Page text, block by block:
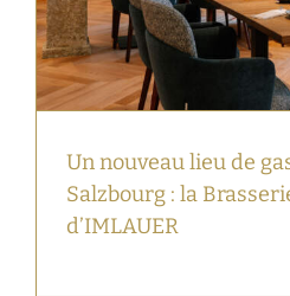
Un nouveau lieu de
Salzbourg : la
d’IMLAUER